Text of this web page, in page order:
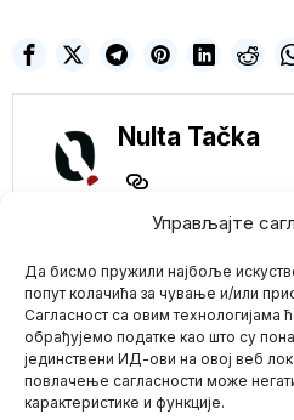
Управљајте
Да бисмо пружили најбоље
попут колачића за чување и/или
Сагласност са овим технологијама
обрађујемо податке као што су
јединствени ИД-ови на овој веб
повлачење сагласности може
карактеристике и функције.
Nulta Tačka
Mario zna Youtube
NE PROPUSTITE
AMERIKA:
ubica devojčice
osuđen na
40 godina
Ubica je navodno